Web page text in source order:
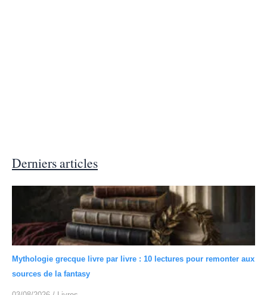
Derniers articles
Mythologie grecque livre par livre : 10 lectures pour remonter aux
sources de la fantasy